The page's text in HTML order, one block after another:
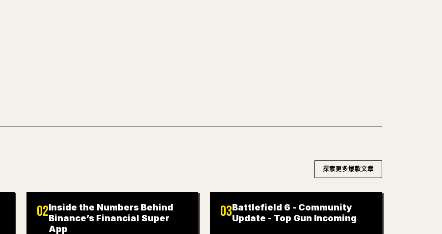
探索更多爆款文章
02Inside the Numbers Behind
Binance’s Financial Super
App
03Battlefield 6 - Community
Update - Top Gun Incoming